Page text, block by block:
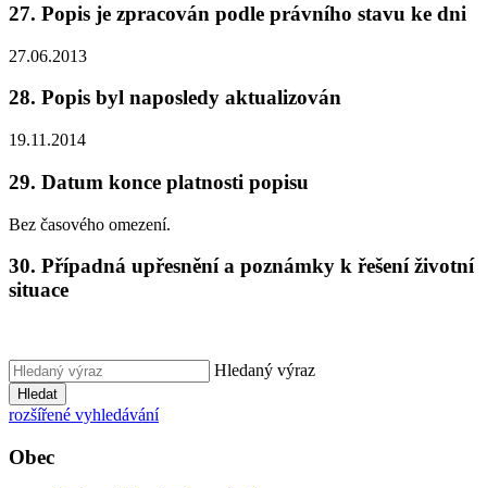
27. Popis je zpracován podle právního stavu ke dni
27.06.2013
28. Popis byl naposledy aktualizován
19.11.2014
29. Datum konce platnosti popisu
Bez časového omezení.
30. Případná upřesnění a poznámky k řešení životní
situace
Hledaný výraz
Hledat
rozšířené vyhledávání
Obec